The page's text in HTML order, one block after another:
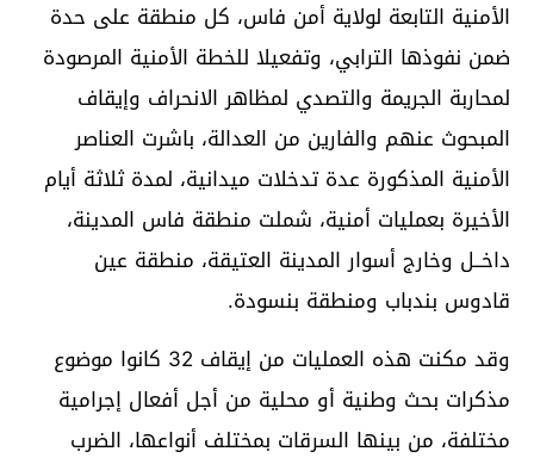
الأمنية التابعة لولاية أمن فاس، كل منطقة على حدة
ضمن نفوذها الترابي، وتفعيلا للخطة الأمنية المرصودة
لمحاربة الجريمة والتصدي لمظاهر الانحراف وإيقاف
المبحوث عنهم والفارين من العدالة، باشرت العناصر
الأمنية المذكورة عدة تدخلات ميدانية، لمدة ثلاثة أيام
الأخيرة بعمليات أمنية، شملت منطقة فاس المدينة،
داخــل وخارج أسوار المدينة العتيقة، منطقة عين
قادوس بندباب ومنطقة بنسودة.
وقد مكنت هذه العمليات من إيقاف 32 كانوا موضوع
مذكرات بحث وطنية أو محلية من أجل أفعال إجرامية
مختلفة، من بينها السرقات بمختلف أنواعها، الضرب